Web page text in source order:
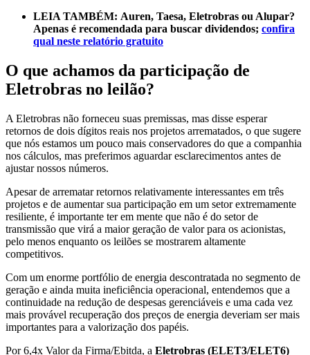
LEIA TAMBÉM: Auren, Taesa, Eletrobras ou Alupar?
Apenas é recomendada para buscar dividendos; confira
qual neste relatório gratuito
O que achamos da participação de
Eletrobras no leilão?
A Eletrobras não forneceu suas premissas, mas disse esperar
retornos de dois dígitos reais nos projetos arrematados, o que sugere
que nós estamos um pouco mais conservadores do que a companhia
nos cálculos, mas preferimos aguardar esclarecimentos antes de
ajustar nossos números.
Apesar de arrematar retornos relativamente interessantes em três
projetos e de aumentar sua participação em um setor extremamente
resiliente, é importante ter em mente que não é do setor de
transmissão que virá a maior geração de valor para os acionistas,
pelo menos enquanto os leilões se mostrarem altamente
competitivos.
Com um enorme portfólio de energia descontratada no segmento de
geração e ainda muita ineficiência operacional, entendemos que a
continuidade na redução de despesas gerenciáveis e uma cada vez
mais provável recuperação dos preços de energia deveriam ser mais
importantes para a valorização dos papéis.
Por 6,4x Valor da Firma/Ebitda, a Eletrobras (ELET3/ELET6)